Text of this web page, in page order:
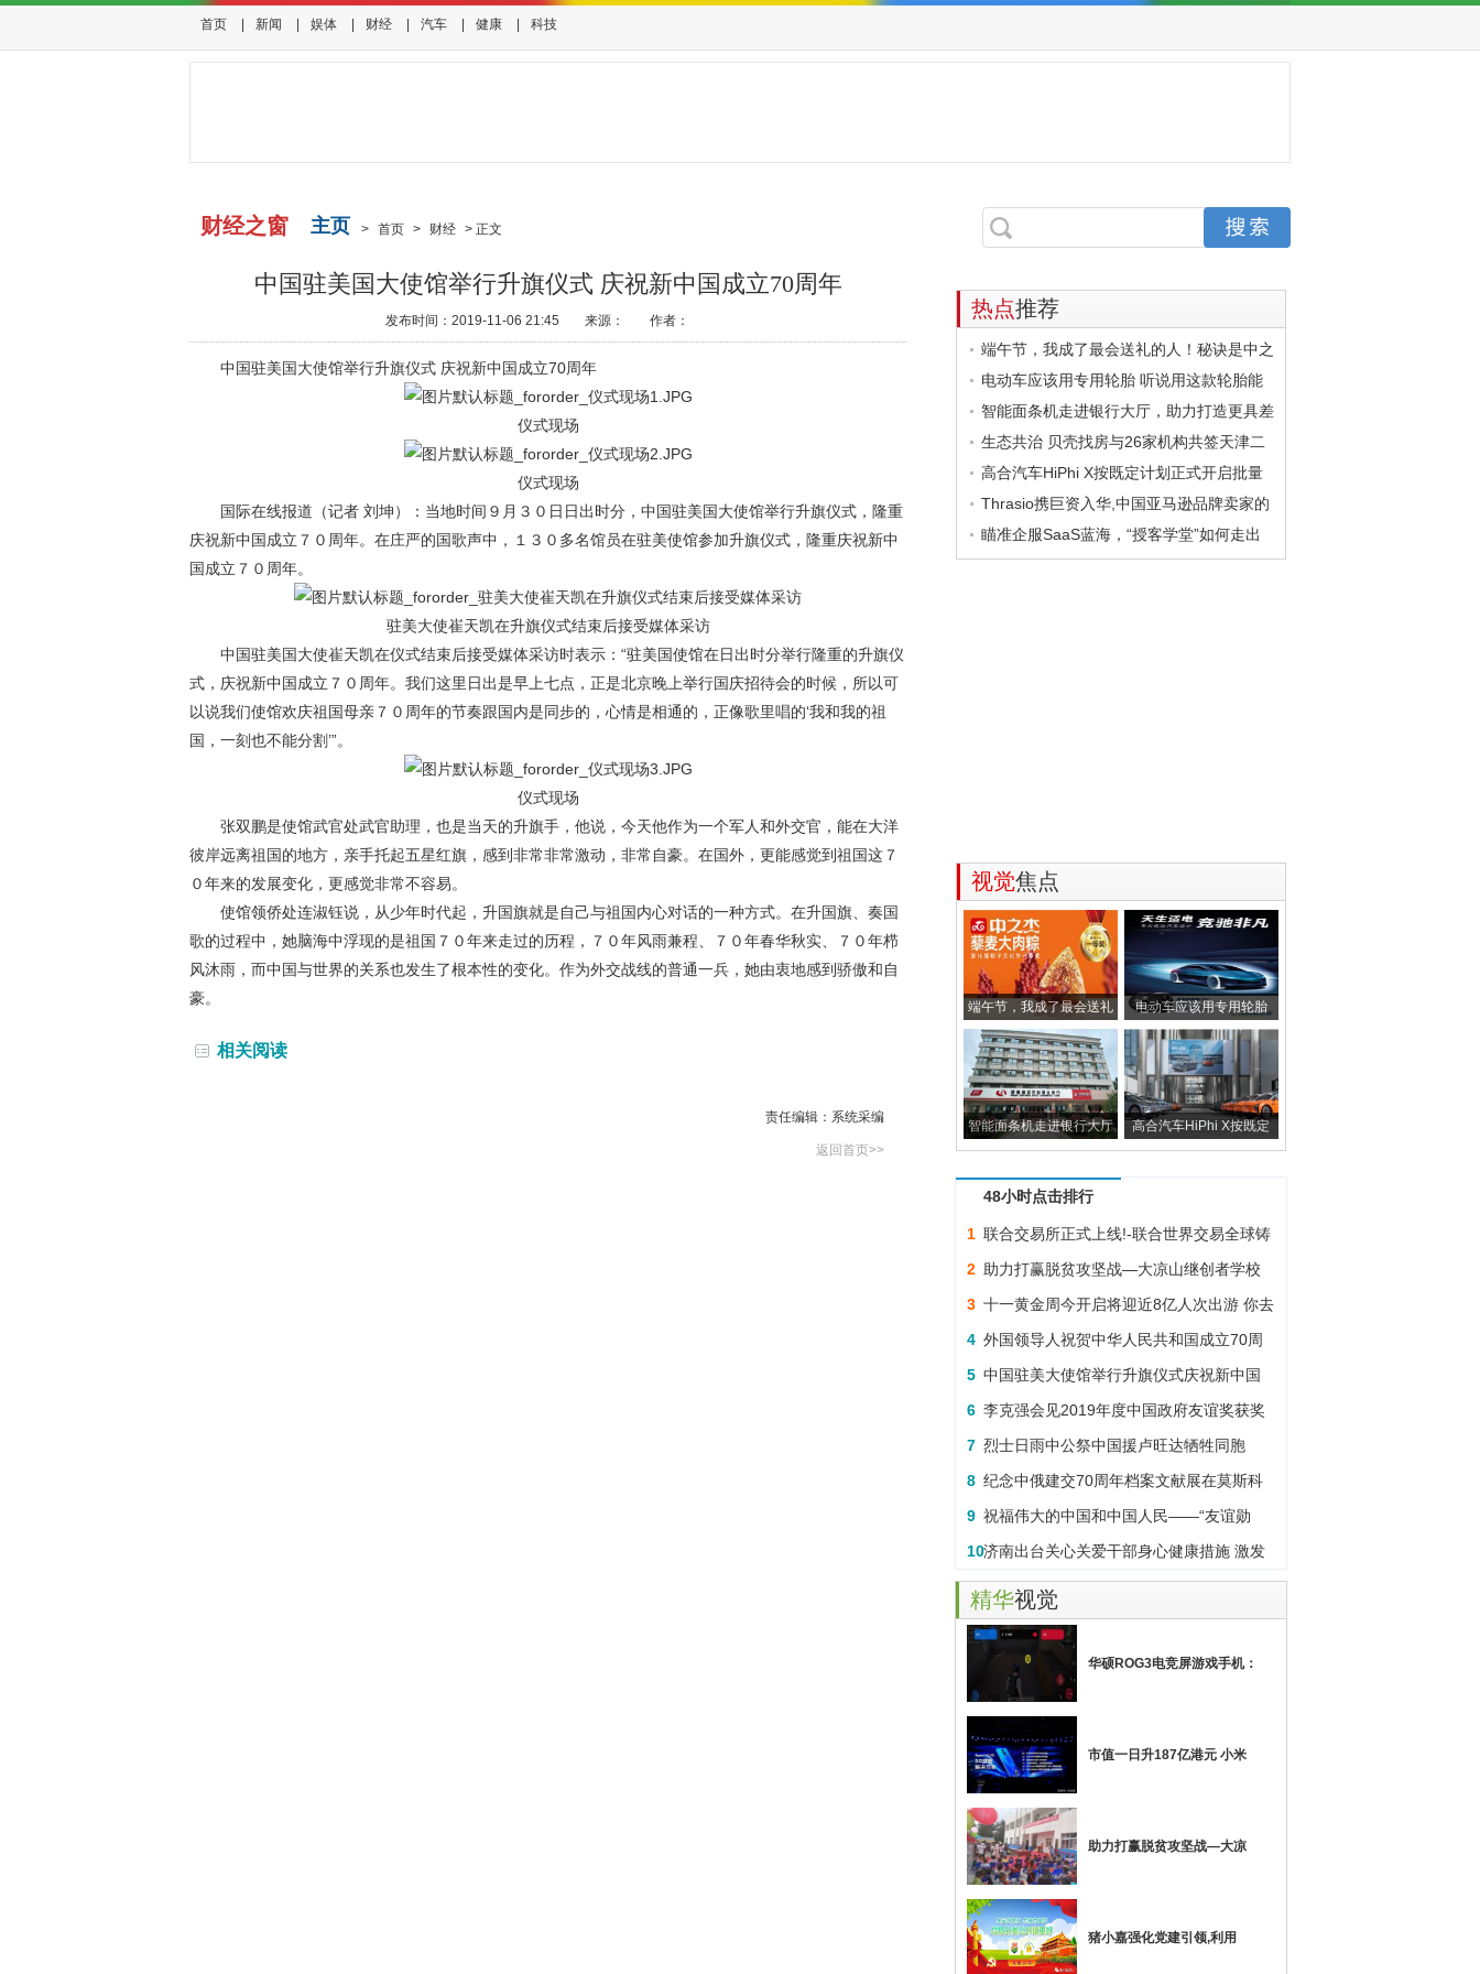
首页 新闻 娱体 财经 汽车 健康 科技
财经之窗 主页 > 首页 > 财经 > 正文
中国驻美国大使馆举行升旗仪式 庆祝新中国成立70周年
发布时间：2019-11-06 21:45 来源： 作者：
中国驻美国大使馆举行升旗仪式 庆祝新中国成立70周年
仪式现场
仪式现场
国际在线报道（记者 刘坤）：当地时间９月３０日日出时分，中国驻美国大使馆举行升旗仪式，隆重
庆祝新中国成立７０周年。在庄严的国歌声中，１３０多名馆员在驻美使馆参加升旗仪式，隆重庆祝新中
国成立７０周年。
驻美大使崔天凯在升旗仪式结束后接受媒体采访
中国驻美国大使崔天凯在仪式结束后接受媒体采访时表示：“驻美国使馆在日出时分举行隆重的升旗仪
式，庆祝新中国成立７０周年。我们这里日出是早上七点，正是北京晚上举行国庆招待会的时候，所以可
以说我们使馆欢庆祖国母亲７０周年的节奏跟国内是同步的，心情是相通的，正像歌里唱的‘我和我的祖
国，一刻也不能分割’”。
仪式现场
张双鹏是使馆武官处武官助理，也是当天的升旗手，他说，今天他作为一个军人和外交官，能在大洋
彼岸远离祖国的地方，亲手托起五星红旗，感到非常非常激动，非常自豪。在国外，更能感觉到祖国这７
０年来的发展变化，更感觉非常不容易。
使馆领侨处连淑钰说，从少年时代起，升国旗就是自己与祖国内心对话的一种方式。在升国旗、奏国
歌的过程中，她脑海中浮现的是祖国７０年来走过的历程，７０年风雨兼程、７０年春华秋实、７０年栉
风沐雨，而中国与世界的关系也发生了根本性的变化。作为外交战线的普通一兵，她由衷地感到骄傲和自
豪。
相关阅读
责任编辑：系统采编
返回首页>>
热点推荐
端午节，我成了最会送礼的人！秘诀是中之
电动车应该用专用轮胎 听说用这款轮胎能
智能面条机走进银行大厅，助力打造更具差
生态共治 贝壳找房与26家机构共签天津二
高合汽车HiPhi X按既定计划正式开启批量
Thrasio携巨资入华,中国亚马逊品牌卖家的
瞄准企服SaaS蓝海，“授客学堂”如何走出
视觉焦点
端午节，我成了最会送礼 电动车应该用专用轮胎
智能面条机走进银行大厅 高合汽车HiPhi X按既定
48小时点击排行
1 联合交易所正式上线!-联合世界交易全球铸
造数
2 助力打赢脱贫攻坚战—大凉山继创者学校
举行开
3 十一黄金周今开启将迎近8亿人次出游 你去
哪打
4 外国领导人祝贺中华人民共和国成立70周
年
5 中国驻美大使馆举行升旗仪式庆祝新中国
成立70
6 李克强会见2019年度中国政府友谊奖获奖
外国专
7 烈士日雨中公祭中国援卢旺达牺牲同胞
8 纪念中俄建交70周年档案文献展在莫斯科
开幕
9 祝福伟大的中国和中国人民——“友谊勋
章”获
10济南出台关心关爱干部身心健康措施 激发
干事
精华视觉
华硕ROG3电竞屏游戏手机：
市值一日升187亿港元 小米
助力打赢脱贫攻坚战—大凉
猪小嘉强化党建引领,利用